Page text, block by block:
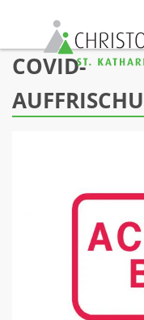
Skip to content
COVID-